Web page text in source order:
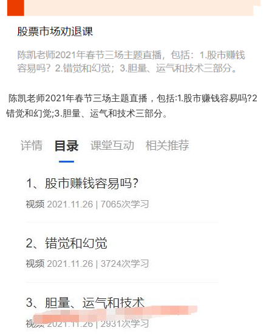
陈凯老师2021年春节三场主题直播，包括:1.股市赚钱容易吗?2
错觉和幻觉;3.胆量、运气和技术三部分。